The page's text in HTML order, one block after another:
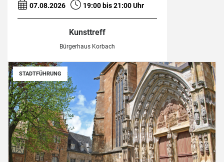
07.08.2026 19:00 bis 21:00 Uhr
Kunsttreff
Bürgerhaus Korbach
STADTFÜHRUNG